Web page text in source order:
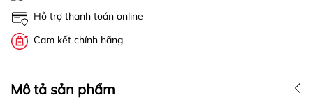
Hỗ trợ thanh toán online
Cam kết chính hãng
Mô tả sản phẩm